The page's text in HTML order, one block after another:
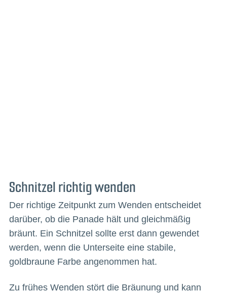
Schnitzel richtig wenden
Der richtige Zeitpunkt zum Wenden entscheidet
darüber, ob die Panade hält und gleichmäßig
bräunt. Ein Schnitzel sollte erst dann gewendet
werden, wenn die Unterseite eine stabile,
goldbraune Farbe angenommen hat.
Zu frühes Wenden stört die Bräunung und kann